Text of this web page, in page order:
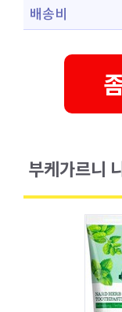
배송비
부케가르니